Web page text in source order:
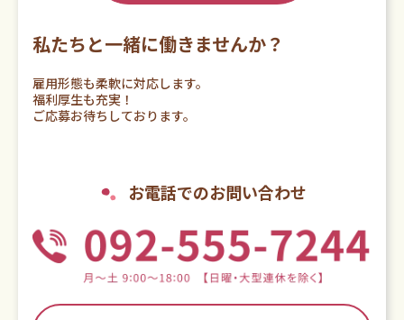
私たちと一緒に働きませんか？
雇用形態も柔軟に対応します。
福利厚生も充実！
ご応募お待ちしております。
お電話でのお問い合わせ